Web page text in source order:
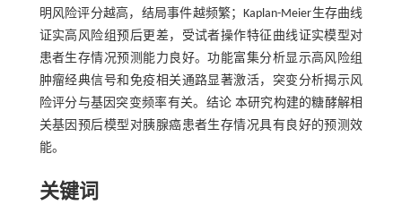
明风险评分越高，结局事件越频繁；Kaplan-Meier生存曲线
证实高风险组预后更差，受试者操作特征曲线证实模型对
患者生存情况预测能力良好。功能富集分析显示高风险组
肿瘤经典信号和免疫相关通路显著激活，突变分析揭示风
险评分与基因突变频率有关。结论 本研究构建的糖酵解相
关基因预后模型对胰腺癌患者生存情况具有良好的预测效
能。
关键词